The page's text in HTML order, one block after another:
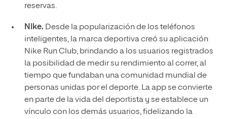
reservas.
Nike. Desde la popularización de los teléfonos
inteligentes, la marca deportiva creó su aplicación
Nike Run Club, brindando a los usuarios registrados
la posibilidad de medir su rendimiento al correr, al
tiempo que fundaban una comunidad mundial de
personas unidas por el deporte. La app se convierte
en parte de la vida del deportista y se establece un
vínculo con los demás usuarios, fidelizando la